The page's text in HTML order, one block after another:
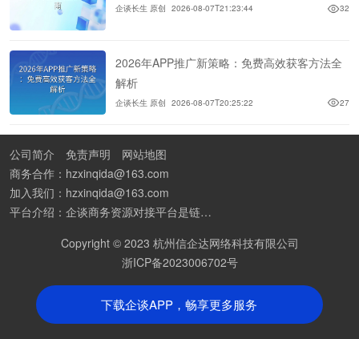
企谈长生 原创 2026-08-07T21:23:44 32
2026年APP推广新策略：免费高效获客方法全
解析
企谈长生 原创 2026-08-07T20:25:22 27
下载企谈APP，畅享更多服务
公司简介 免责声明
网站地图
商务合作：hzxinqida@163.com
加入我们：hzxinqida@163.com
平台介绍：企谈商务资源对接平台是链接资源人脉与客户的平台,也是地推app接任务平台、地推拉新团队接单平台。平台汇聚100W+商务资源，地推拉新、APP推广、BD异业合作等业务可免费发布。同时全国的地推团队和个人都可在地推接单平台找到赚钱项目和分享交流地推问题。
Copyright © 2023 杭州信企达网络科技有限公司
浙ICP备2023006702号